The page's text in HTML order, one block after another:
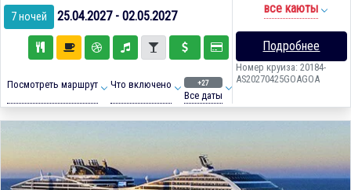
7 ночей 25.04.2027 - 02.05.2027
Посмотреть маршрут Что включено +27
Все даты
все каюты
Подробнее
Номер круиза: 20184-
AS20270425GOAGOA